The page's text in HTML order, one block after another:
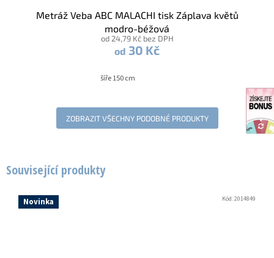
Související produkty
Novinka Kód:2014849
Metráž Veba ABC MALACHI tisk Záplava květů
modro-béžová
od 24,79 Kč bez DPH
od 30 Kč
šíře 150 cm
ZOBRAZIT VŠECHNY PODOBNÉ PRODUKTY